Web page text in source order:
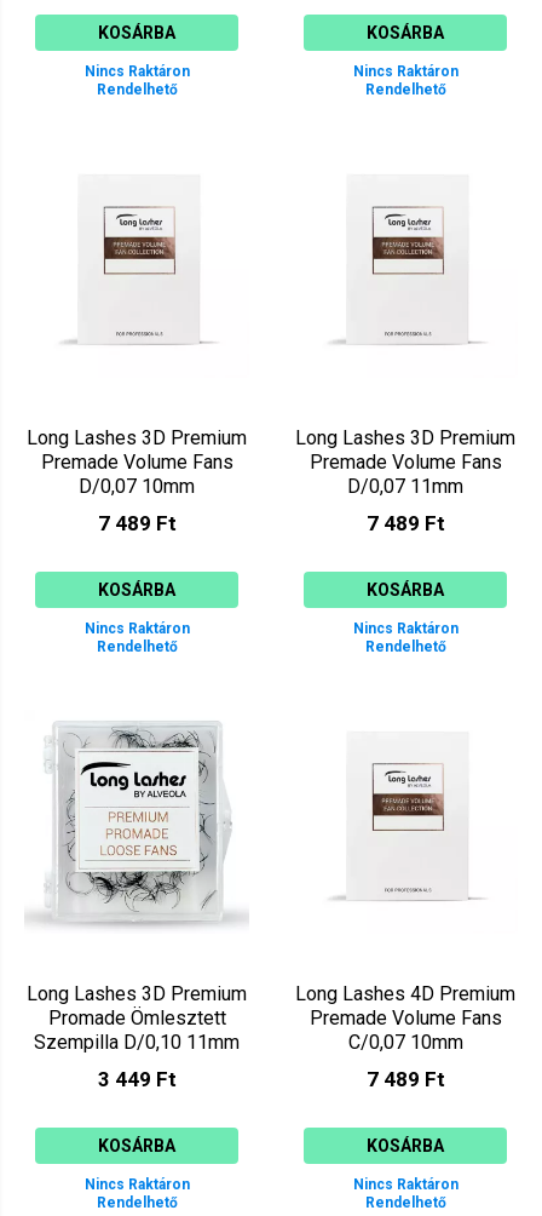
KOSÁRBA
Nincs Raktáron
Rendelhető
KOSÁRBA
Nincs Raktáron
Rendelhető
Long Lashes 3D Premium
Premade Volume Fans
D/0,07 10mm
7 489 Ft
KOSÁRBA
Nincs Raktáron
Rendelhető
Long Lashes 3D Premium
Premade Volume Fans
D/0,07 11mm
7 489 Ft
KOSÁRBA
Nincs Raktáron
Rendelhető
Long Lashes 3D Premium
Promade Ömlesztett
Szempilla D/0,10 11mm
3 449 Ft
KOSÁRBA
Nincs Raktáron
Rendelhető
Long Lashes 4D Premium
Premade Volume Fans
C/0,07 10mm
LLPRE4DC07010
7 489 Ft
KOSÁRBA
Nincs Raktáron
Rendelhető